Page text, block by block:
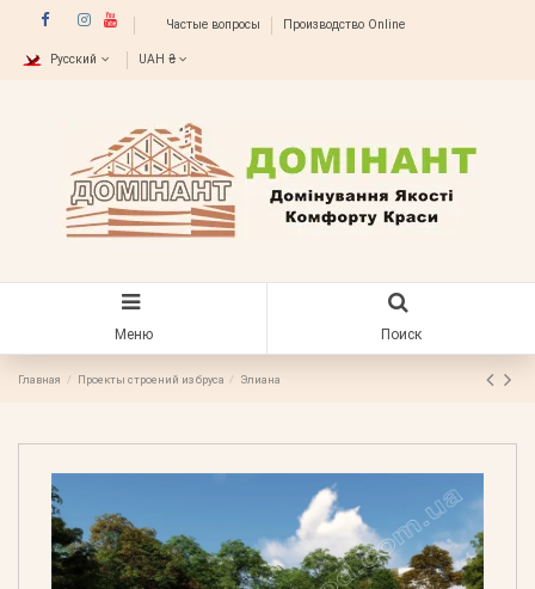
Частые вопросы Производство Online
Русский UAH ₴
Меню Поиск
Главная Проекты строений из бруса Элиана